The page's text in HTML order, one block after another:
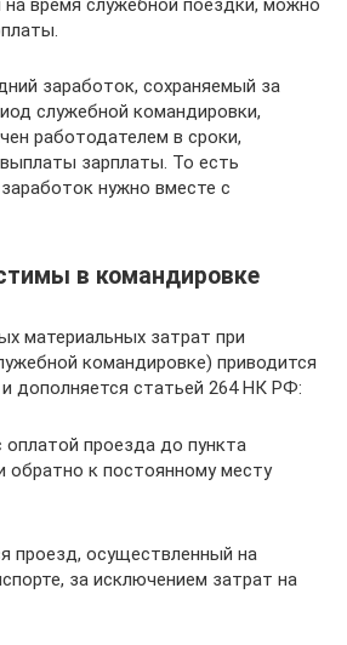
время служебной поездки, можно
заработок, сохраняемый за
служебной командировки,
работодателем в сроки,
зарплаты. То есть
нужно вместе с
в командировке
материальных затрат при
командировке) приводится
дополняется статьей 264 НК РФ:
оплатой проезда до пункта
обратно к постоянному месту
проезд, осуществленный на
за исключением затрат на